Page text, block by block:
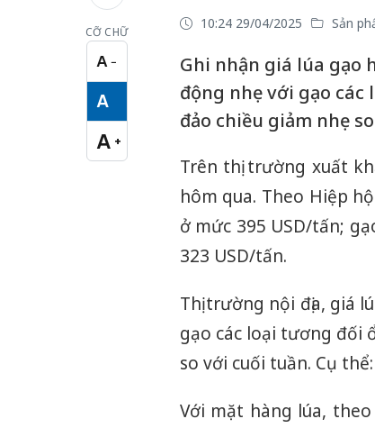
CỠ CHỮ
A −
Cỡ chữ nhỏ
A
Cỡ chữ vừa
A +
Cỡ chữ lớn
10:24 29/04/2025 Sản
Ghi nhận giá lúa gạo
động nhẹ với gạo
đảo chiều giảm nhẹ
Trên thị trường xuất
hôm qua. Theo Hiệp
ở mức 395 USD/tấn;
323 USD/tấn.
Thị trường nội địa, giá
gạo các loại tương đối
so với cuối tuần. Cụ thể:
Với mặt hàng lúa,